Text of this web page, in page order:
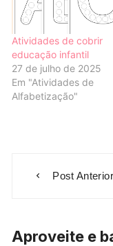
Atividades de cobrir
educação infantil
27 de julho de 2025
Em "Atividades de
Alfabetização"
Post Anterior
Aproveite e